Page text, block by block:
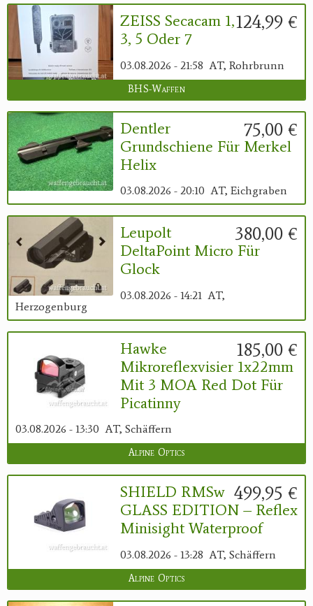
124,99 €
ZEISS Secacam 1,
3, 5 Oder 7
03.08.2026 - 21:58 AT, Rohrbrunn
BHS-Waffen
75,00 €
Dentler
Grundschiene Für Merkel
Helix
03.08.2026 - 20:10 AT, Eichgraben
380,00 €
Leupolt
DeltaPoint Micro Für
Glock
03.08.2026 - 14:21 AT,
Herzogenburg
185,00 €
Hawke
Mikroreflexvisier 1x22mm
Mit 3 MOA Red Dot Für
Picatinny
03.08.2026 - 13:30 AT, Schäffern
Alpine Optics
499,95 €
SHIELD RMSw
GLASS EDITION – Reflex
Minisight Waterproof
03.08.2026 - 13:28 AT, Schäffern
Alpine Optics